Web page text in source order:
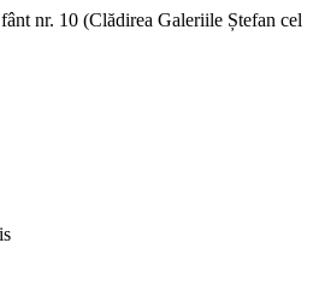
nr. 10 (Clădirea Galeriile Ștefan cel